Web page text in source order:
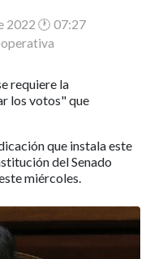
2022 🕐 07:27
requiere la
los votos" que
que instala este
del Senado
miércoles.